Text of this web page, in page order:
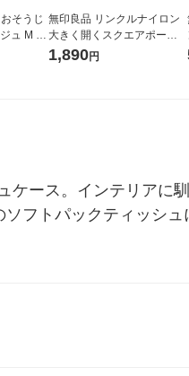
そうじ
ュ M 22
無印良品 リンクルナイロン
大きく開くスクエアポーチ
ピンク 約１４×１６×６ｃｍ
1,890円
ース。インテリアに馴
フトパックティッシュ